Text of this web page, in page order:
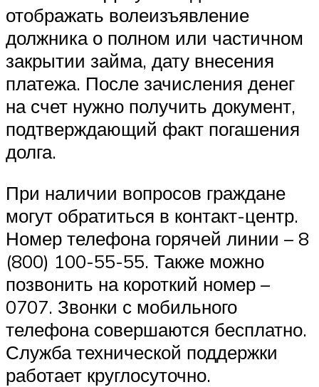
отображать волеизъявление
должника о полном или частичном
закрытии займа, дату внесения
платежа. После зачисления денег
на счет нужно получить документ,
подтверждающий факт погашения
долга.
При наличии вопросов граждане
могут обратиться в контакт-центр.
Номер телефона горячей линии – 8
(800) 100-55-55. Также можно
позвонить на короткий номер –
0707. Звонки с мобильного
телефона совершаются бесплатно.
Служба технической поддержки
работает круглосуточно.